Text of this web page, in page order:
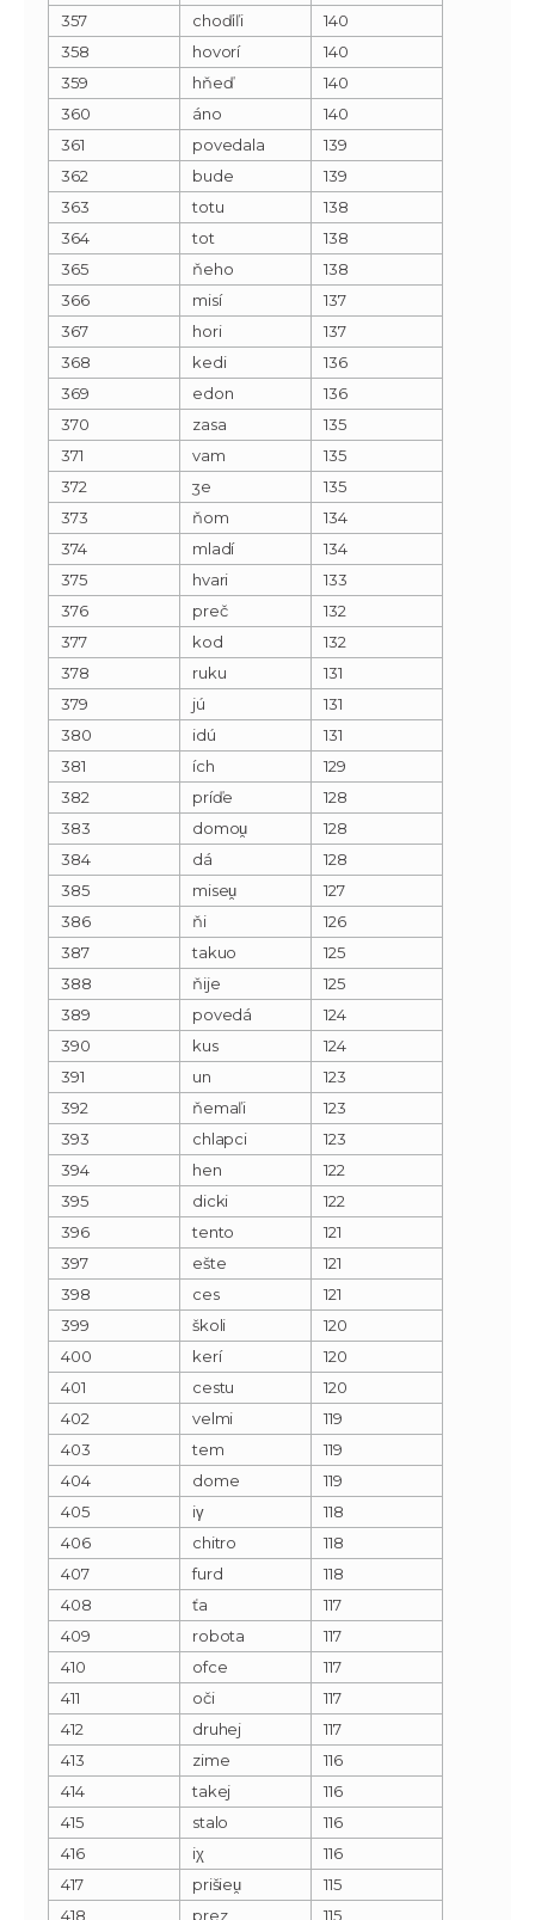
357
choďiľi
140
358
hovorí
140
359
hňeď
140
360
áno
140
361
povedala
139
362
bude
139
363
totu
138
364
tot
138
365
ňeho
138
366
misí
137
367
hori
137
368
kedi
136
369
edon
136
370
zasa
135
371
vam
135
372
ʒe
135
373
ňom
134
374
mladí
134
375
hvari
133
376
preč
132
377
kod
132
378
ruku
131
379
jú
131
380
idú
131
381
ích
129
382
príďe
128
383
domou̯
128
384
dá
128
385
miseu̯
127
386
ňi
126
387
takuo
125
388
ňije
125
389
povedá
124
390
kus
124
391
un
123
392
ňemaľi
123
393
chlapci
123
394
hen
122
395
dicki
122
396
tento
121
397
ešte
121
398
ces
121
399
školi
120
400
kerí
120
401
cestu
120
402
velmi
119
403
tem
119
404
dome
119
405
iγ
118
406
chitro
118
407
furd
118
408
ťa
117
409
robota
117
410
ofce
117
411
oči
117
412
druhej
117
413
zime
116
414
takej
116
415
stalo
116
416
iχ
116
417
prišieu̯
115
418
prez 115